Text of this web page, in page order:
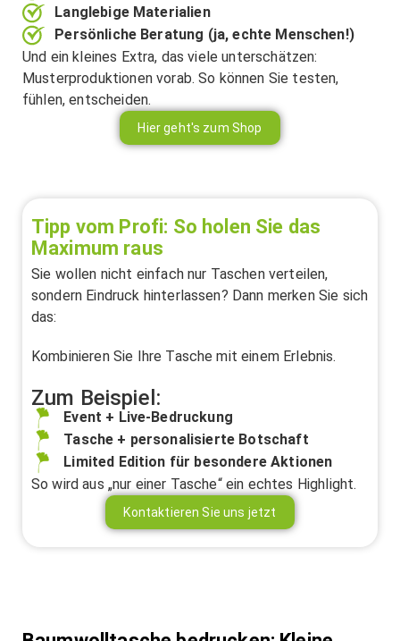
Langlebige Materialien
Persönliche Beratung (ja, echte Menschen!)
Und ein kleines Extra, das viele unterschätzen:
Musterproduktionen vorab. So können Sie testen,
fühlen, entscheiden.
Hier geht's zum Shop
Tipp vom Profi: So holen Sie das
Maximum raus
Sie wollen nicht einfach nur Taschen verteilen,
sondern Eindruck hinterlassen? Dann merken Sie sich
das:
Kombinieren Sie Ihre Tasche mit einem Erlebnis.
Zum Beispiel:
Event + Live-Bedruckung
Tasche + personalisierte Botschaft
Limited Edition für besondere Aktionen
So wird aus „nur einer Tasche“ ein echtes Highlight.
Kontaktieren Sie uns jetzt